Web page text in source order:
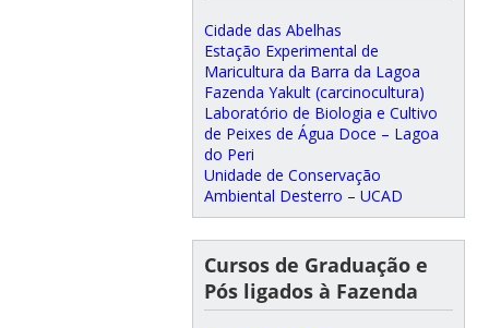
Cidade das Abelhas
Estação Experimental de
Maricultura da Barra da Lagoa
Fazenda Yakult (carcinocultura)
Laboratório de Biologia e Cultivo
de Peixes de Água Doce – Lagoa
do Peri
Unidade de Conservação
Ambiental Desterro – UCAD
Cursos de Graduação e
Pós ligados à Fazenda